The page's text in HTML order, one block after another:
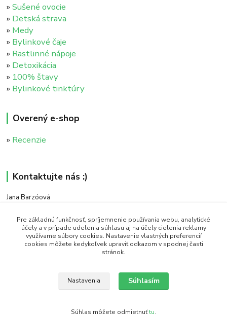
»Sušené ovocie
» Detská strava
» Medy
» Bylinkové čaje
» Rastlinné nápoje
» Detoxikácia
» 100% štavy
» Bylinkové tinktúry
Overený e-shop
» Recenzie
Kontaktujte nás :)
Jana Barzóová
(PO - PIA, 8:00 - 18:00)
objednavky@naturaj.sk
Icons made by Smashicons from www.flaticon.com is licensed by CC 3.0 BY
Pre základnú funkčnosť, spríjemnenie používania webu, analytické
účely a v prípade udelenia súhlasu aj na účely cielenia reklamy
využívame súbory cookies. Nastavenie vlastných preferencií
cookies môžete kedykoľvek upraviť odkazom v spodnej časti
stránok.
Nastavenia Súhlasím
Súhlas môžete odmietnuťtu.